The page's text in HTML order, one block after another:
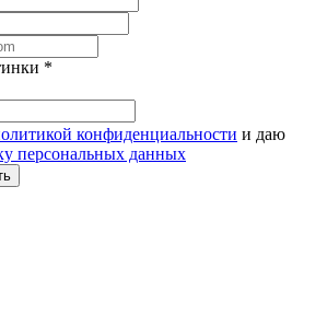
*
конфиденциальности и даю
персональных данных